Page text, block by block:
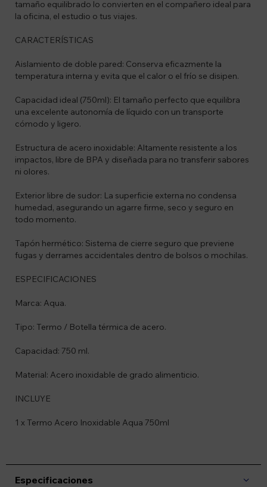
tamaño equilibrado lo convierten en el compañero ideal para
la oficina, el estudio o tus viajes.
CARACTERÍSTICAS
Aislamiento de doble pared: Conserva eficazmente la
temperatura interna y evita que el calor o el frío se disipen.
Capacidad ideal (750ml): El tamaño perfecto que equilibra
una excelente autonomía de líquido con un transporte
cómodo y ligero.
Estructura de acero inoxidable: Altamente resistente a los
impactos, libre de BPA y diseñada para no transferir sabores
ni olores.
Exterior libre de sudor: La superficie externa no condensa
humedad, asegurando un agarre firme, seco y seguro en
todo momento.
Tapón hermético: Sistema de cierre seguro que previene
fugas y derrames accidentales dentro de bolsos o mochilas.
ESPECIFICACIONES
Marca: Aqua.
Tipo: Termo / Botella térmica de acero.
Capacidad: 750 ml.
Material: Acero inoxidable de grado alimenticio.
INCLUYE
1 x Termo Acero Inoxidable Aqua 750ml
Especificaciones